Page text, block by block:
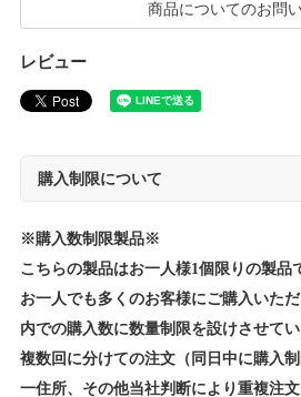
商品についてのお問
レビュー
購入制限について
※購入数制限製品※
こちらの製品はお一人様1個限りの製品
お一人でも多くのお客様にご購入いた
内での購入数に数量制限を設けさせてい
複数回に分けての注文（同日中に購入
一住所、その他当社判断により重複注